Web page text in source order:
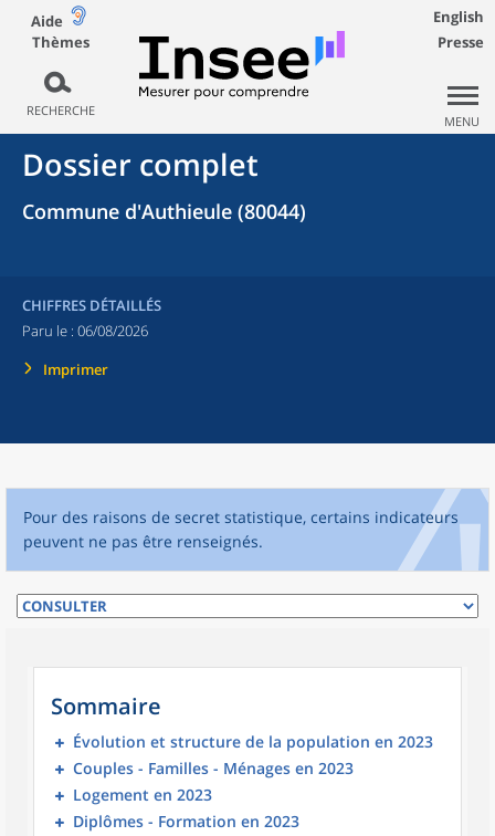
Aide
Thèmes
RECHERCHE
English
Presse
MENU
Dossier complet
Commune d'Authieule (80044)
CHIFFRES DÉTAILLÉS
Paru le : 06/08/2026
Imprimer
Pour des raisons de secret statistique, certains indicateurs
peuvent ne pas être renseignés.
Sommaire
Évolution et structure de la population en 2023
Couples - Familles - Ménages en 2023
Logement en 2023
Diplômes - Formation en 2023